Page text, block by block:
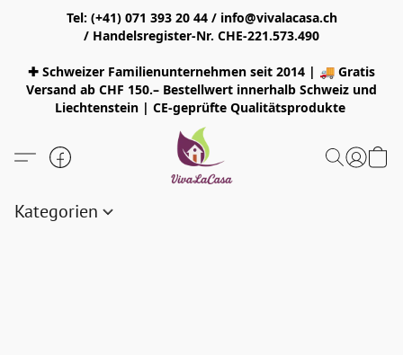
Tel: (+41) 071 393 20 44 / info@vivalacasa.ch
/ Handelsregister-Nr. CHE-221.573.490
✚ Schweizer Familienunternehmen seit 2014 | 🚚 Gratis
Versand ab CHF 150.– Bestellwert innerhalb Schweiz und
Liechtenstein | CE-geprüfte Qualitätsprodukte
Kategorien